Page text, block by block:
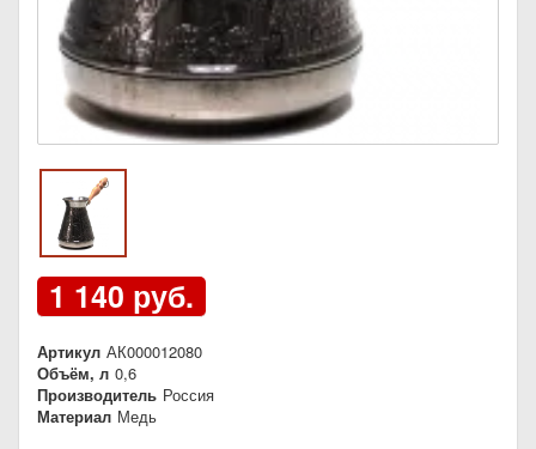
1 140 руб.
Артикул АК000012080
Объём, л 0,6
Производитель Россия
Материал Медь